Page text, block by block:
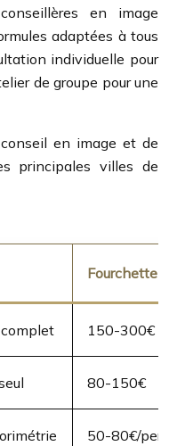
en image
adaptées à tous
individuelle pour
de groupe pour une
en image et de
principales villes de
Fourchette
150-300€
80-150€
50-80€/